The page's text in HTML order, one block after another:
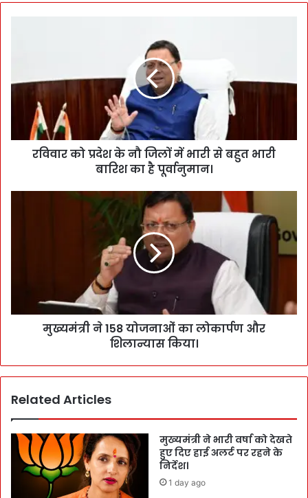
रविवार को प्रदेश के नौ जिलों में भारी से बहुत भारी
बारिश का है पूर्वानुमान।
मुख्यमंत्री ने 158 योजनाओं का लोकार्पण और
शिलान्यास किया।
Related Articles
मुख्यमंत्री ने भारी वर्षा को देखते
हुए दिए हाई अलर्ट पर रहने के
निर्देश।
1 day ago